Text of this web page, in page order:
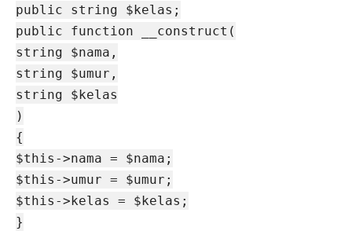
public string $kelas;
public function __construct(
string $nama,
string $umur,
string $kelas
)
{
$this->nama = $nama;
$this->umur = $umur;
$this->kelas = $kelas;
}